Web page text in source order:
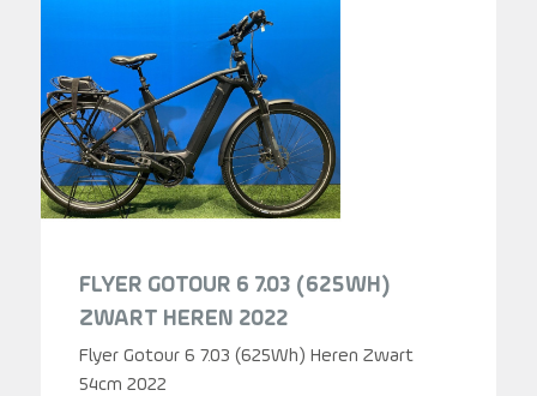
FLYER GOTOUR 6 7.03 (625WH)
ZWART HEREN 2022
Flyer Gotour 6 7.03 (625Wh) Heren Zwart
54cm 2022